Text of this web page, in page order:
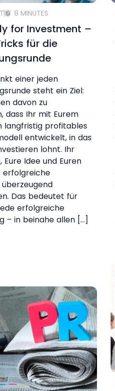
8 MINUTES
for Investment –
für die
einer jeden
steht ein Ziel:
davon zu
dass Ihr mit Eurem
langfristig profitables
entwickelt, in das
lohnt. Ihr
Eure Idee und Euren
erfolgreiche
Das bedeutet für
erfolgreiche
– in beinahe allen […]